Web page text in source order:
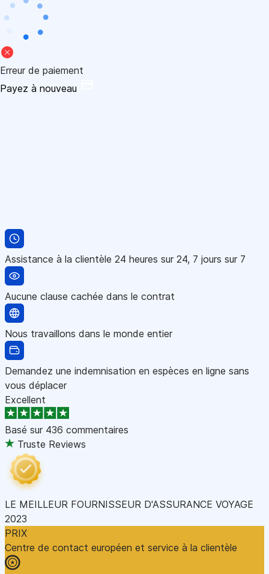
Erreur de paiement
Payez à nouveau
Assistance à la clientèle 24 heures sur 24, 7 jours sur 7
Aucune clause cachée dans le contrat
Nous travaillons dans le monde entier
Demandez une indemnisation en espèces en ligne sans
vous déplacer
Excellent
Basé sur 436 commentaires
Truste Reviews
LE MEILLEUR FOURNISSEUR D'ASSURANCE VOYAGE
2023
PRIX
Centre de contact européen et service à la clientèle